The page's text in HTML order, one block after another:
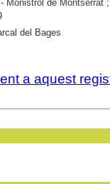
Monistrol de Montserrat
del Bages
a aquest